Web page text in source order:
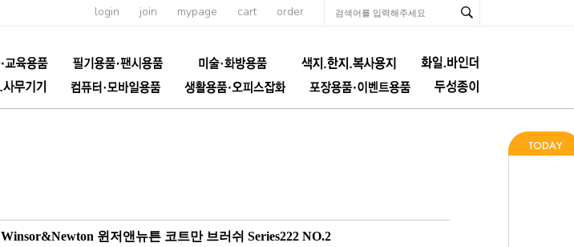
login join mypage cart order
Winsor&Newton 윈저앤뉴튼 코트만 브러쉬 Series222 NO.2